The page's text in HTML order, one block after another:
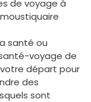
de voyage à
santé ou
voyage de
départ pour
des
sont